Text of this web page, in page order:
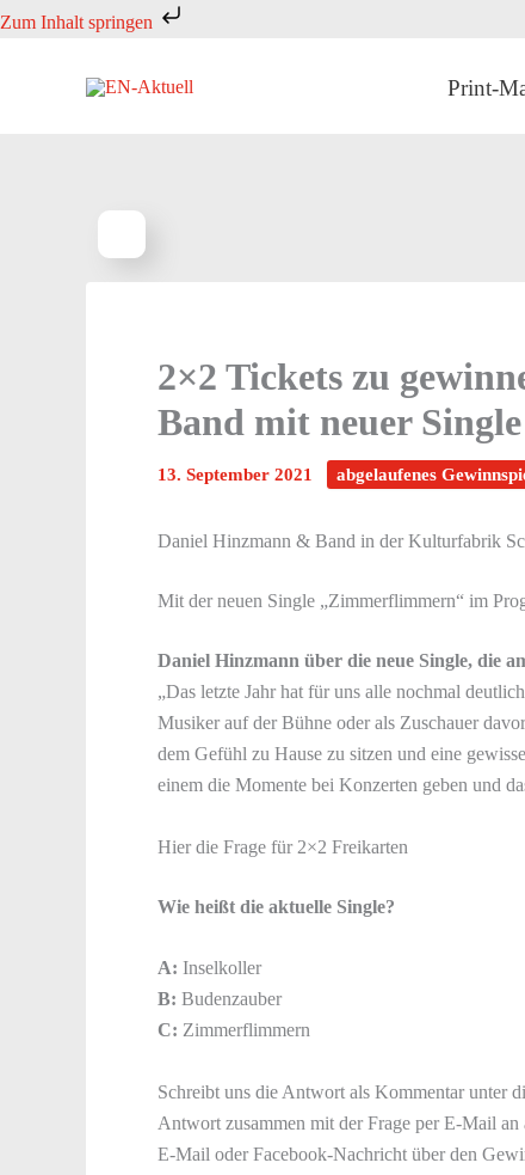
Zum Inhalt springen
Zum
Print-
2×2 Tickets zu
Band mit neuer Single
13. September 2021 abgelaufenes
Daniel Hinzmann & Band in der Kulturfabrik
Mit der neuen Single „Zimmerflimmern“ im
Daniel Hinzmann über die neue Single, die
„Das letzte Jahr hat für uns alle nochmal
Musiker auf der Bühne oder als Zuschauer
dem Gefühl zu Hause zu sitzen und eine
einem die Momente bei Konzerten geben und
Hier die Frage für 2×2 Freikarten
Wie heißt die aktuelle Single?
A: Inselkoller
B: Budenzauber
C: Zimmerflimmern
Schreibt uns die Antwort als Kommentar unter
Antwort zusammen mit der Frage per E-Mail
E-Mail oder Facebook-Nachricht über den